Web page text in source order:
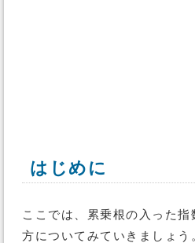
はじめに
ここでは、累乗根の入った
方についてみていきましょう